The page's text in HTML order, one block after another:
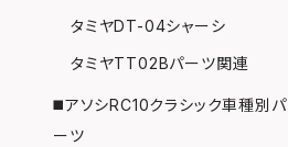
タミヤDT-04シャーシ
タミヤTT02Bパーツ関連
◼️アソシRC10クラシック車種別パ
ーツ